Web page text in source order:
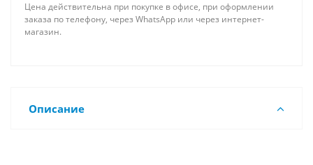
Цена действительна при покупке в офисе, при оформлении
заказа по телефону, через WhatsApp или через интернет-
магазин.
Описание